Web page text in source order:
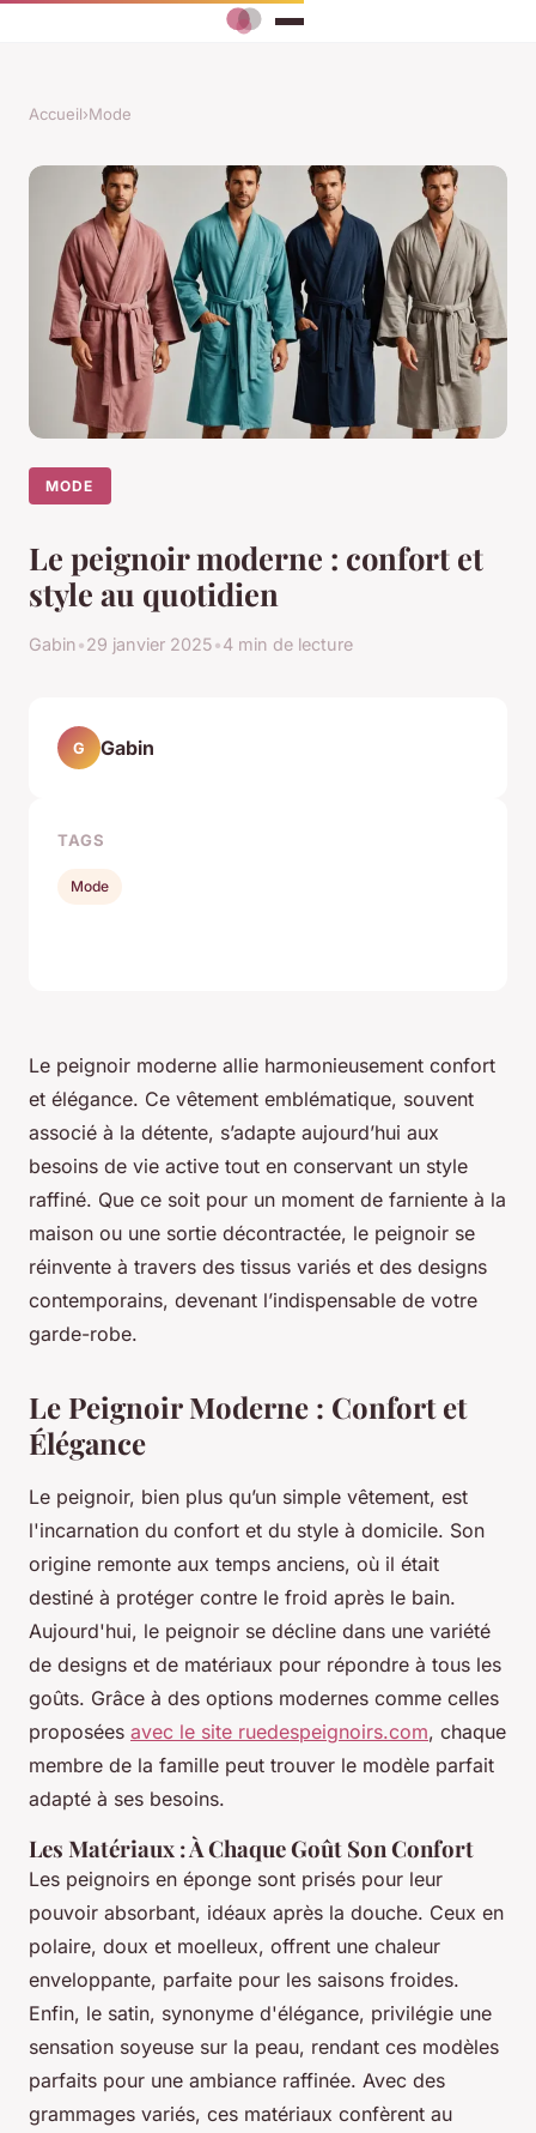
Accueil›Mode
MODE
Le peignoir moderne : confort et
style au quotidien
Gabin•29 janvier 2025•4 min de lecture
Le peignoir moderne allie harmonieusement confort
et élégance. Ce vêtement emblématique, souvent
associé à la détente, s’adapte aujourd’hui aux
besoins de vie active tout en conservant un style
raffiné. Que ce soit pour un moment de farniente à la
maison ou une sortie décontractée, le peignoir se
réinvente à travers des tissus variés et des designs
contemporains, devenant l’indispensable de votre
garde-robe.
Le Peignoir Moderne : Confort et
Élégance
Le peignoir, bien plus qu’un simple vêtement, est
l'incarnation du confort et du style à domicile. Son
origine remonte aux temps anciens, où il était
destiné à protéger contre le froid après le bain.
Aujourd'hui, le peignoir se décline dans une variété
de designs et de matériaux pour répondre à tous les
goûts. Grâce à des options modernes comme celles
proposées avec le site ruedespeignoirs.com, chaque
membre de la famille peut trouver le modèle parfait
adapté à ses besoins.
Les Matériaux : À Chaque Goût Son Confort
Les peignoirs en éponge sont prisés pour leur
pouvoir absorbant, idéaux après la douche. Ceux en
polaire, doux et moelleux, offrent une chaleur
enveloppante, parfaite pour les saisons froides.
Enfin, le satin, synonyme d'élégance, privilégie une
sensation soyeuse sur la peau, rendant ces modèles
parfaits pour une ambiance raffinée. Avec des
grammages variés, ces matériaux confèrent au
G Gabin
TAGS
Mode